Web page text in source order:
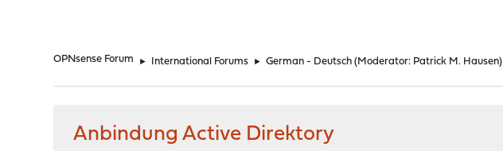
OPNsense Forum ► International Forums ► German - Deutsch (Moderator: Patrick M. Hausen)
Anbindung Active Direktory